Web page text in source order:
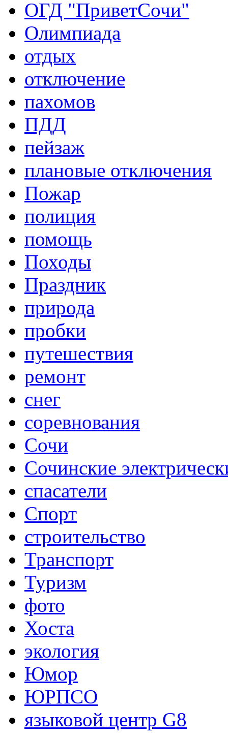
ОГД "ПриветСочи"
Олимпиада
отдых
отключение
пахомов
ПДД
пейзаж
плановые отключения
Пожар
полиция
помощь
Походы
Праздник
природа
пробки
путешествия
ремонт
снег
соревнования
Сочи
Сочинские
спасатели
Спорт
строительство
Транспорт
Туризм
фото
Хоста
экология
Юмор
ЮРПСО
языковой центр G8